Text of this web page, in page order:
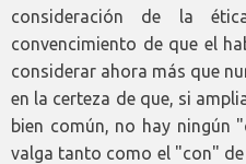
consideración de la
convencimiento de que el
considerar ahora más que
en la certeza de que, si
bien común, no hay ningún
valga tanto como el "con"